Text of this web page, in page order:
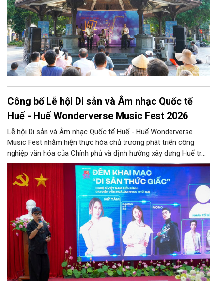
Công bố Lễ hội Di sản và Âm nhạc Quốc tế
Huế - Huế Wonderverse Music Fest 2026
Lễ hội Di sản và Âm nhạc Quốc tế Huế - Huế Wonderverse
Music Fest nhằm hiện thực hóa chủ trương phát triển công
nghiệp văn hóa của Chính phủ và định hướng xây dựng Huế trở
thành Thành phố Festival đặc trưng của Việt Nam.